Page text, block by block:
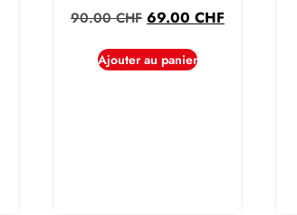
90.00CHF 69.00 CHF
Ajouter au panier